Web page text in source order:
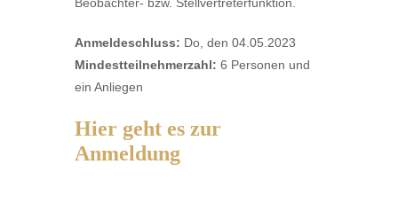
Anmeldeschluss: Do, den 04.05.2023
Mindestteilnehmerzahl: 6 Personen und
ein Anliegen
Hier geht es zur
Anmeldung